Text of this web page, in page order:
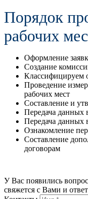
Порядок
рабочих
Оформление
Создание
Классифицируем
Проведение
рабочих мест
Составление и
Передача
Передача данных
Ознакомление
Составление
договорам
У Вас появились
свяжется с Вами и